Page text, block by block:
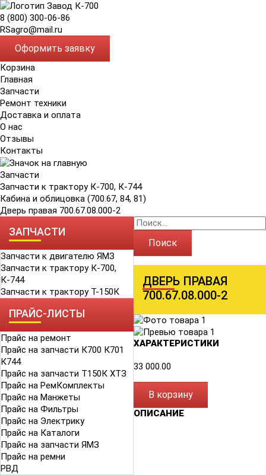
8 (800) 300-06-86
RSagro@mail.ru
Оформить заявку
Корзина
Главная
Запчасти
Ремонт техники
Доставка и оплата
О нас
Отзывы
Контакты
Запчасти
Запчасти к трактору К-700, К-744
Кабина и облицовка (700.67, 84, 81)
Дверь правая 700.67.08.000-2
ЗАПЧАСТИ
Запчасти к двигателю ЯМЗ
Запчасти к трактору К-700,
К-744
Запчасти к трактору Т-150К
ПРАЙС-ЛИСТЫ
Прайс на ремонт
Прайс на запчасти К700 К701
К744
Прайс на запчасти Т150К ХТЗ
Прайс на РемКомплекты
Прайс на Манжеты
Прайс на Фильтры
Прайс на Электрику
Прайс на Каталоги
Прайс на запчасти ЯМЗ
Прайс на ремни
РВД
Поиск
ДВЕРЬ ПРАВАЯ
700.67.08.000-2
ХАРАКТЕРИСТИКИ
33 000.00
В корзину
ОПИСАНИЕ